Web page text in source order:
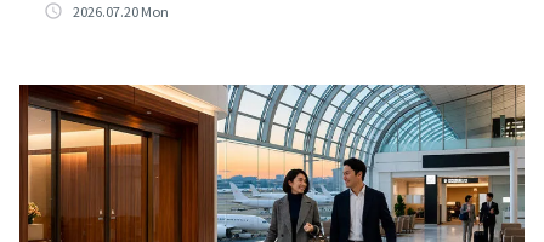
access_time 2026.07.20 Mon